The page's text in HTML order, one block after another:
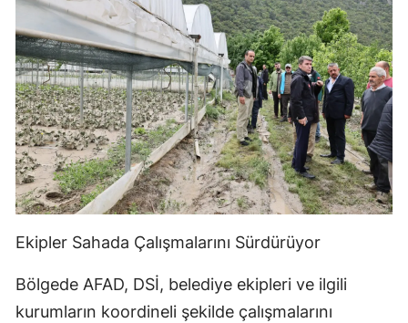
Ekipler Sahada Çalışmalarını Sürdürüyor
Bölgede AFAD, DSİ, belediye ekipleri ve ilgili
kurumların koordineli şekilde çalışmalarını